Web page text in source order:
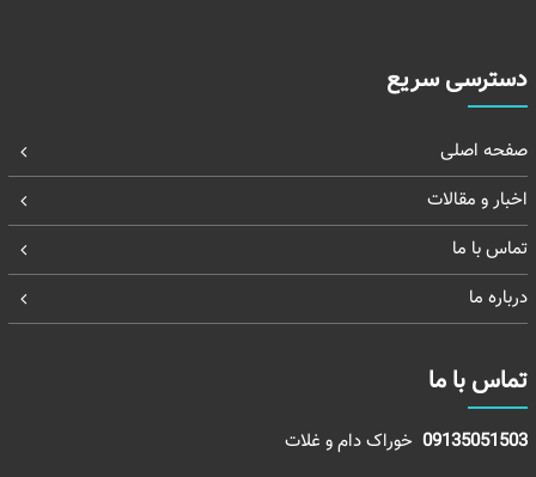
دسترسی سریع
صفحه اصلی
اخبار و مقالات
تماس با ما
درباره ما
تماس با ما
09135051503خوراک دام و غلات